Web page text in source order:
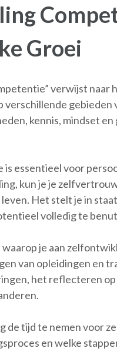
Groei
verwijst naar
verschillende
kennis, mindset
essentieel voor
kun je je
Het stelt je in
volledig te
je aan
van opleidingen en
het reflecteren
de tijd te nemen voor
en welke